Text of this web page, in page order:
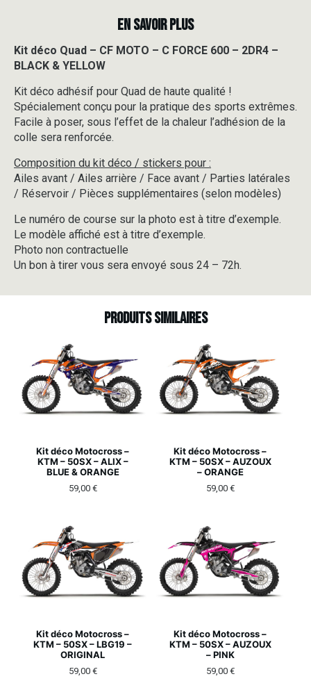
-
C
600
-
2DR4
-
BLACK
&
YELLOW
EN SAVOIR PLUS
Kit déco Quad – CF MOTO – C FORCE 600 – 2DR4 –
BLACK & YELLOW
Kit déco adhésif pour Quad de haute qualité !
Spécialement conçu pour la pratique des sports extrêmes.
Facile à poser, sous l’effet de la chaleur l’adhésion de la
colle sera renforcée.
Composition du kit déco / stickers pour :
Ailes avant / Ailes arrière / Face avant / Parties latérales
/ Réservoir / Pièces supplémentaires (selon modèles)
Le numéro de course sur la photo est à titre d’exemple.
Le modèle affiché est à titre d’exemple.
Photo non contractuelle
Un bon à tirer vous sera envoyé sous 24 – 72h.
Produits similaires
Kit déco Motocross –
KTM – 50SX – ALIX –
BLUE & ORANGE
59,00 €
Kit déco Motocross –
KTM – 50SX – AUZOUX
– ORANGE
59,00 €
Kit déco Motocross –
KTM – 50SX – LBG19 –
ORIGINAL
59,00 €
Kit déco Motocross –
KTM – 50SX – AUZOUX
– PINK
59,00 €